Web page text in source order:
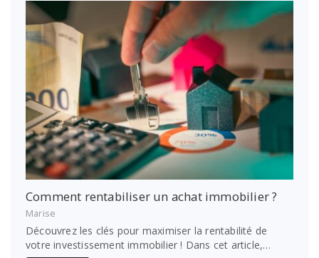
Comment rentabiliser un achat immobilier ?
Marise
Découvrez les clés pour maximiser la rentabilité de
votre investissement immobilier ! Dans cet article,…